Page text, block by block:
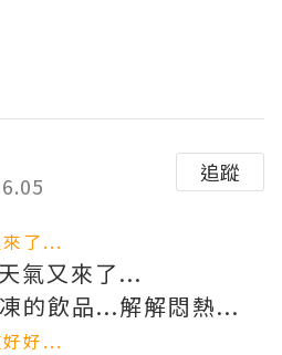
追蹤
了...
氣又來了...
的飲品...解解悶熱...
好...